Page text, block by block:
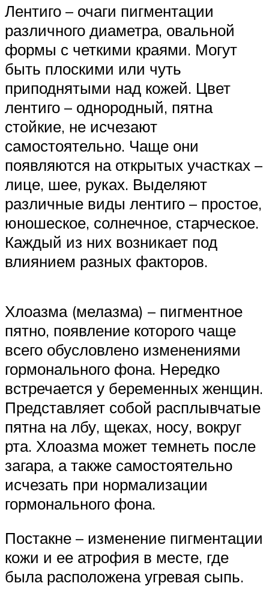
Лентиго – очаги пигментации
различного диаметра, овальной
формы с четкими краями. Могут
быть плоскими или чуть
приподнятыми над кожей. Цвет
лентиго – однородный, пятна
стойкие, не исчезают
самостоятельно. Чаще они
появляются на открытых участках –
лице, шее, руках. Выделяют
различные виды лентиго – простое,
юношеское, солнечное, старческое.
Каждый из них возникает под
влиянием разных факторов.
Хлоазма (мелазма) – пигментное
пятно, появление которого чаще
всего обусловлено изменениями
гормонального фона. Нередко
встречается у беременных женщин.
Представляет собой расплывчатые
пятна на лбу, щеках, носу, вокруг
рта. Хлоазма может темнеть после
загара, а также самостоятельно
исчезать при нормализации
гормонального фона.
Постакне – изменение пигментации
кожи и ее атрофия в месте, где
была расположена угревая сыпь.